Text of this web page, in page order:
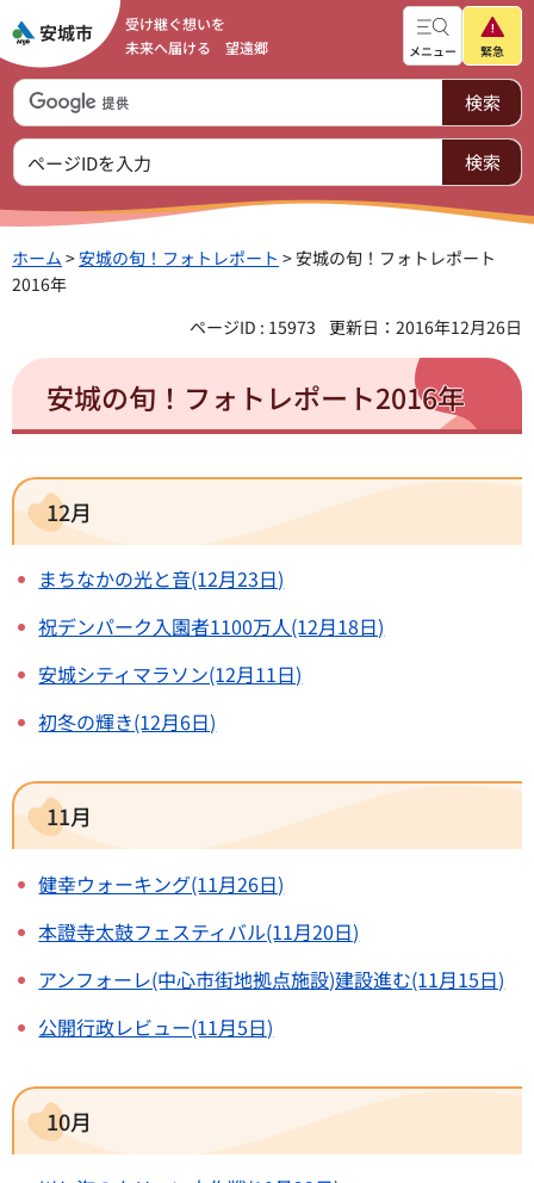
受け継ぐ想いを
未来へ届ける 望遠郷
メニュー 緊急
ホーム >安城の旬！フォトレポート > 安城の旬！フォトレポート
2016年
ページID : 15973
更新日：2016年12月26日
安城の旬！フォトレポート2016年
12月
まちなかの光と音(12月23日)
祝デンパーク入園者1100万人(12月18日)
安城シティマラソン(12月11日)
初冬の輝き(12月6日)
11月
健幸ウォーキング(11月26日)
本證寺太鼓フェスティバル(11月20日)
アンフォーレ(中心市街地拠点施設)建設進む(11月15日)
公開行政レビュー(11月5日)
10月